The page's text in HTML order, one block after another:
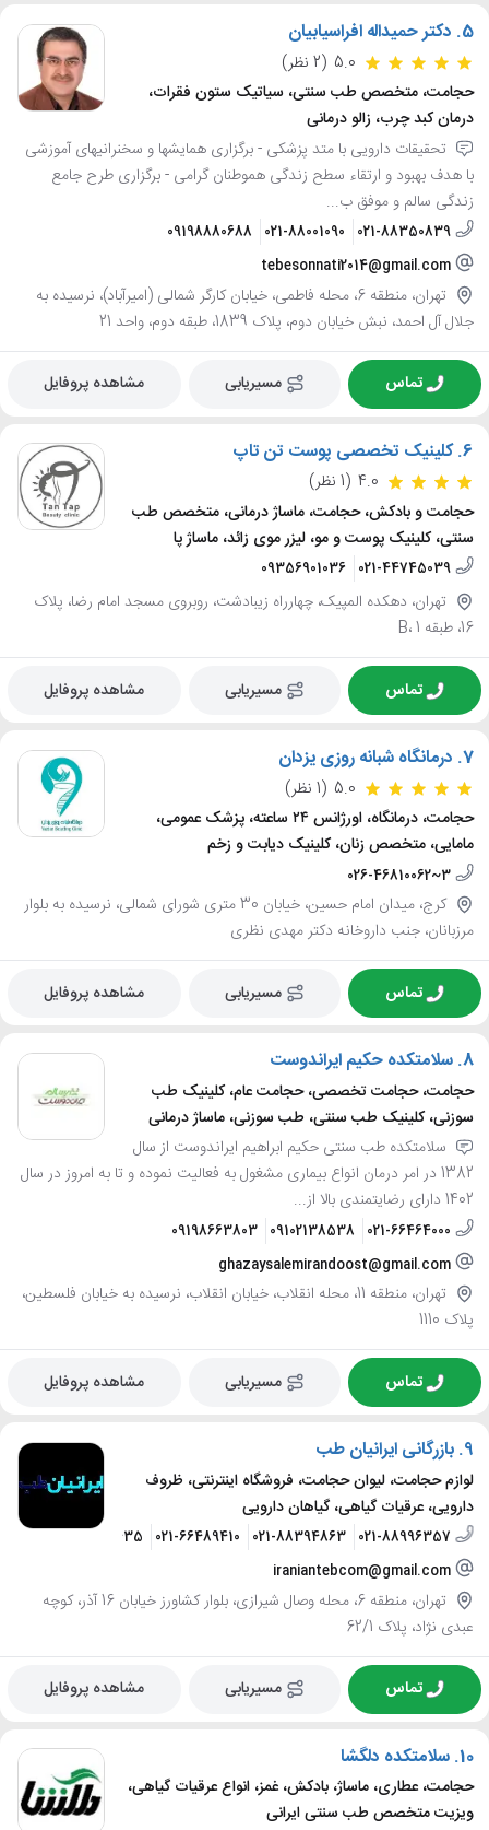
5. دکتر حمیداله افراسیابیان
5.0 (2 نظر)
حجامت، متخصص طب سنتی، سیاتیک ستون فقرات،
درمان کبد چرب، زالو درمانی
تحقیقات دارویی با متد پزشکی - برگزاری همایشها و سخنرانیهای آموزشی
با هدف بهبود و ارتقاء سطح زندگی هموطنان گرامی - برگزاری طرح جامع
زندگی سالم و موفق ب...
021-88350839
021-88001090
09198880688
tebesonnati2014@gmail.com
تهران، منطقه 6، محله فاطمی، خیابان کارگر شمالی (امیرآباد)، نرسیده به
جلال آل احمد، نبش خیابان دوم، پلاک 1839، طبقه دوم، واحد 21
تماس مسیریابی مشاهده پروفایل
6. کلینیک تخصصی پوست تن تاپ
4.0 (1 نظر)
حجامت و بادکش، حجامت، ماساژ درمانی، متخصص طب
سنتی، کلینیک پوست و مو، لیزر موی زائد، ماساژ پا
021-44745039
09356901036
تهران، دهکده المپیک، چهارراه زیبادشت، روبروی مسجد امام رضا، پلاک
16، طبقه B، 1
تماس مسیریابی مشاهده پروفایل
7. درمانگاه شبانه روزی یزدان
5.0 (1 نظر)
حجامت، درمانگاه، اورژانس ۲۴ ساعته، پزشک عمومی،
مامایی، متخصص زنان، کلینیک دیابت و زخم
026-46810062~3
کرج، میدان امام حسین، خیابان 30 متری شورای شمالی، نرسیده به بلوار
مرزبانان، جنب داروخانه دکتر مهدی نظری
تماس مسیریابی مشاهده پروفایل
8. سلامتکده حکیم ایراندوست
حجامت، حجامت تخصصی، حجامت عام، کلینیک طب
سوزنی، کلینیک طب سنتی، طب سوزنی، ماساژ درمانی
سلامتکده طب سنتی حکیم ابراهیم ایراندوست از سال
1382 در امر درمان انواع بیماری مشغول به فعالیت نموده و تا به امروز در سال
1402 دارای رضایتمندی بالا از...
021-66464000
09102138538
09198663803
ghazaysalemirandoost@gmail.com
تهران، منطقه 11، محله انقلاب، خیابان انقلاب، نرسیده به خیابان فلسطین،
پلاک 1110
تماس مسیریابی مشاهده پروفایل
9. بازرگانی ایرانیان طب
لوازم حجامت، لیوان حجامت، فروشگاه اینترنتی، ظروف
دارویی، عرقیات گیاهی، گیاهان دارویی
021-88996357
021-88394863
021-66489410
021-66489435
iraniantebcom@gmail.com
تهران، منطقه 6، محله وصال شیرازی، بلوار کشاورز خیابان 16 آذر، کوچه
عبدی نژاد، پلاک 62/1
تماس مسیریابی مشاهده پروفایل
10. سلامتکده دلگشا
حجامت، عطاری، ماساژ، بادکش، غمز، انواع عرقیات گیاهی،
ویزیت متخصص طب سنتی ایرانی